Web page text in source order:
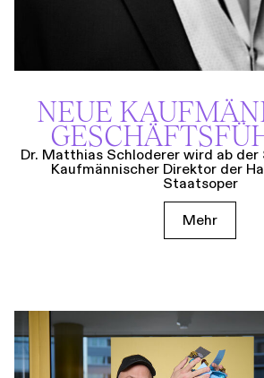
NEUE
Dr. Matthias Schloderer wird ab
Kaufmännischer Direktor der
Staatsoper
Mehr